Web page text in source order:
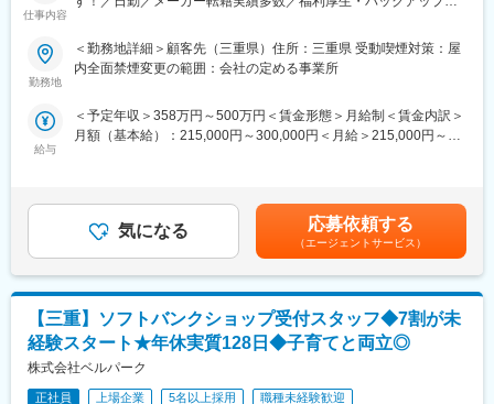
536万円／35歳・エリアリーダー職・経験5年（月給40万円＋賞与
2回）
324万円／22歳・店舗スタッフ・経験1年（月給23.2万円＋賞与2
回）
入アップに直結します！
■ノルマなし！顧客に寄り添った提案ができる環境：
店舗全体の売り上げや顧客満足度（NPS）が評価の重要数値にな
るため、人間関係構築力、顧客の課題を抽出し提案する力などが
身に付く環境です！
■研修について：
業務内容だけではなく 接客マナーや配属先キャリアの機種や料金
仕事内容
■仕事内容：
<同社製品：半導体（フラッシュメモリ）について>
ータを前提とするサービスにも活用されており、今後もますます
情報化社会の発展が予想される中で、同社製品は不可欠な存在で
す。
■業務内容：下記いずれかをご担当いただきます。
・検査装置を使用したデータ収集
・エクセルを使用したデータ抽出・分析
・テスト業務
・歩留まり改善・生産性向上のための試作品や製造方法の立ち上
勤務地
＜勤務地詳細＞顧客先（三重県）住所：三重県 受動喫煙対策：屋
内全面禁煙変更の範囲：会社の定める事業所
給与
＜予定年収＞358万円～500万円＜賃金形態＞月給制＜賃金内訳＞
月額（基本給）：215,000円～300,000円＜月給＞215,000円～
月、12月）※会社規定あり賃金はあくまでも目安の金額であり、
選考を通じて上下する可能性があります。月給(月額)は固定手当を
含めた表記です。
気になる 応募依頼する
（エージェントサービス）
【三重】ソフトバンクショップ受付スタッフ◆7割が未
経験スタート★年休実質128日◆子育てと両立◎
株式会社ベルパーク
正社員 上場企業 5名以上採用
職種未経験歓迎